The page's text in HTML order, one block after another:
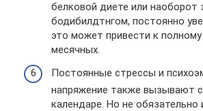
белковой диете или наоборот
бодибилдтнгом, постоянно
это может привести к
месячных.
Постоянные стрессы и
напряжение также вызывают
календаре. Но не обязательно